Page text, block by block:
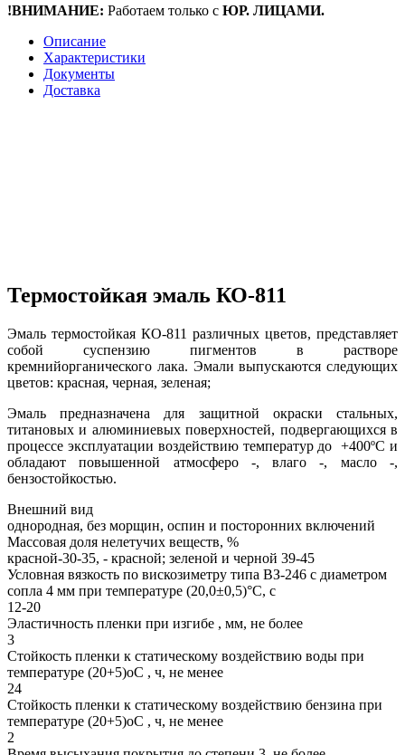
!ВНИМАНИЕ: Работаем только с ЮР. ЛИЦАМИ.
Описание
Характеристики
Документы
Доставка
Термостойкая эмаль КО-811
Эмаль термостойкая КО-811 различных цветов, представляет
собой суспензию пигментов в растворе
кремнийорганического лака. Эмали выпускаются следующих
цветов: красная, черная, зеленая;
Эмаль предназначена для защитной окраски стальных,
титановых и алюминиевых поверхностей, подвергающихся в
процессе эксплуатации воздействию температур до +400ºС и
обладают повышенной атмосферо -, влаго -, масло -,
бензостойкостью.
Внешний вид
однородная, без морщин, оспин и посторонних включений
Массовая доля нелетучих веществ, %
красной-30-35, - красной; зеленой и черной 39-45
Условная вязкость по вискозиметру типа ВЗ-246 с диаметром
сопла 4 мм при температуре (20,0±0,5)°С, с
12-20
Эластичность пленки при изгибе , мм, не более
3
Стойкость пленки к статическому воздействию воды при
температуре (20+5)оС , ч, не менее
24
Стойкость пленки к статическому воздействию бензина при
температуре (20+5)оС , ч, не менее
2